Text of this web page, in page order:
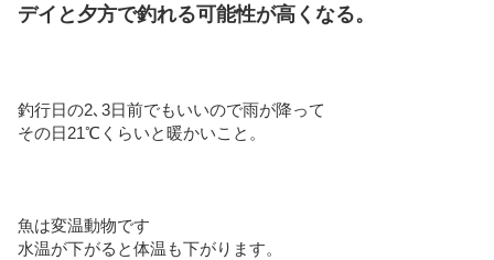
デイと夕方で釣れる可能性が高くなる。
釣行日の2､3日前でもいいので雨が降って
その日21℃くらいと暖かいこと。
魚は変温動物です
水温が下がると体温も下がります。